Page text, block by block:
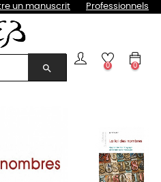
un manuscrit Professionnels
search 0 0